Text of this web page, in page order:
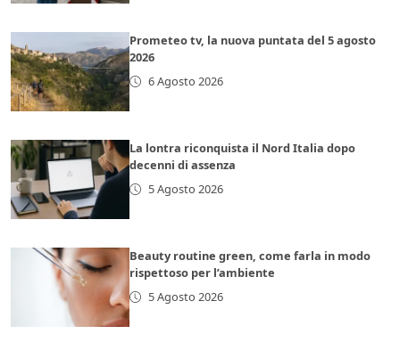
Prometeo tv, la nuova puntata del 5 agosto
2026
6 Agosto 2026
La lontra riconquista il Nord Italia dopo
decenni di assenza
5 Agosto 2026
Beauty routine green, come farla in modo
rispettoso per l’ambiente
5 Agosto 2026